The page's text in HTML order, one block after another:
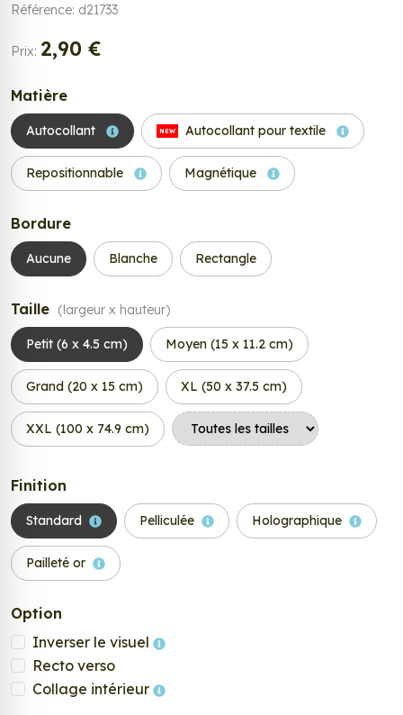
Référence: d21733
Prix: 2,90 €
Matière
Autocollant NEW Autocollant pour textile
Repositionnable Magnétique
Bordure
Aucune Blanche Rectangle
Taille (largeur x hauteur)
Petit (6 x 4.5 cm) Moyen (15 x 11.2 cm)
Grand (20 x 15 cm) XL (50 x 37.5 cm)
XXL (100 x 74.9 cm)
Finition
Standard Pelliculée Holographique
Pailleté or
Option
Inverser le visuel
Recto verso
Collage intérieur